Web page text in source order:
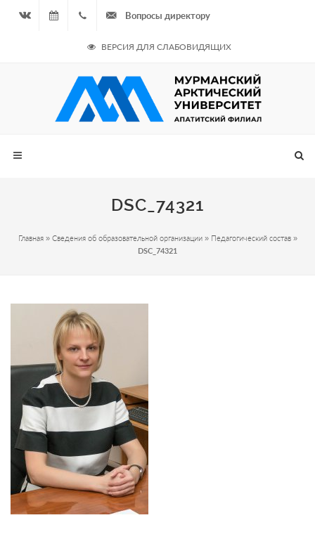
06.08.2026
- Чётная
неделя
964
687
Вопросы директору
ВЕРСИЯ ДЛЯ СЛАБОВИДЯЩИХ
DSC_74321
Главная» Сведения об образовательной организации» Педагогический состав»
DSC_74321